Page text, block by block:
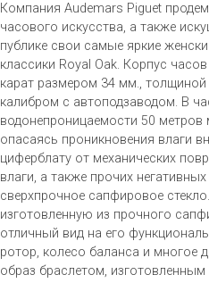
Компания Audemars Piguet
часового искусства, а также
публике свои самые яркие
классики Royal Oak. Корпус
карат размером 34 мм.,
калибром с автоподзаводом. В
водонепроницаемости 50
опасаясь проникновения влаги
циферблату от механических
влаги, а также прочих
сверхпрочное сапфировое
изготовленную из прочного
отличный вид на его
ротор, колесо баланса и многое
образ браслетом,